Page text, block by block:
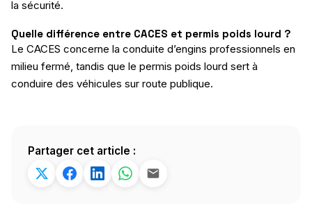
la sécurité.
Quelle différence entre CACES et permis poids lourd ?
Le CACES concerne la conduite d’engins professionnels en
milieu fermé, tandis que le permis poids lourd sert à
conduire des véhicules sur route publique.
Partager cet article :